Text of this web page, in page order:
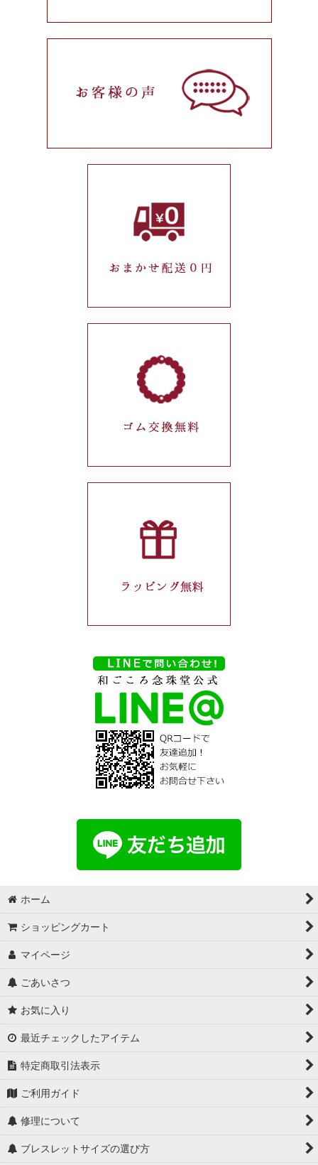
ホーム
ショッピングカート
マイページ
ごあいさつ
お気に入り
最近チェックしたアイテム
特定商取引法表示
ご利用ガイド
修理について
ブレスレットサイズの選び方